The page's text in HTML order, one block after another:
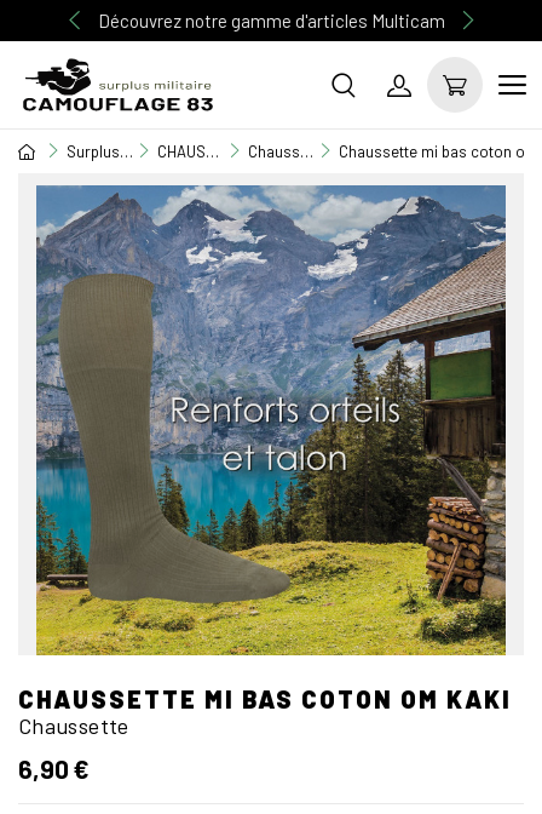
Découvrez notre gamme d'articles Multicam
Surplus Militaire CHAUSSURE / RANGERS Chaussette Chaussette mi bas coton
CHAUSSETTE MI BAS COTON OM KAKI
Chaussette
6,90 €